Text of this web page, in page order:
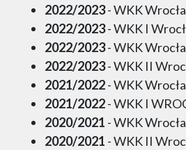
2022/2023- WKK
2022/2023- WKK I
2022/2023- WKK
2022/2023- WKK II
2021/2022- WKK
2021/2022- WKK I
2020/2021 - WKK
2020/2021 - WKK II